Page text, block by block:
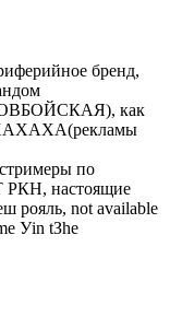
бренд,
как
по
настоящие
рояль, not available
Уin tЗhe